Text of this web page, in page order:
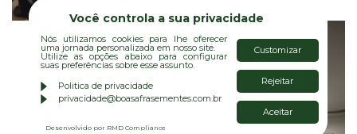
Você controla a sua privacidade
Nós utilizamos cookies para lhe oferecer
uma jornada personalizada em nosso site.
Utilize as opções abaixo para configurar
suas preferências sobre esse assunto.
Politica de privacidade
privacidade@boasafrasementes.com.br
Customizar
Rejeitar
Aceitar
Desenvolvido por RMD Compliance